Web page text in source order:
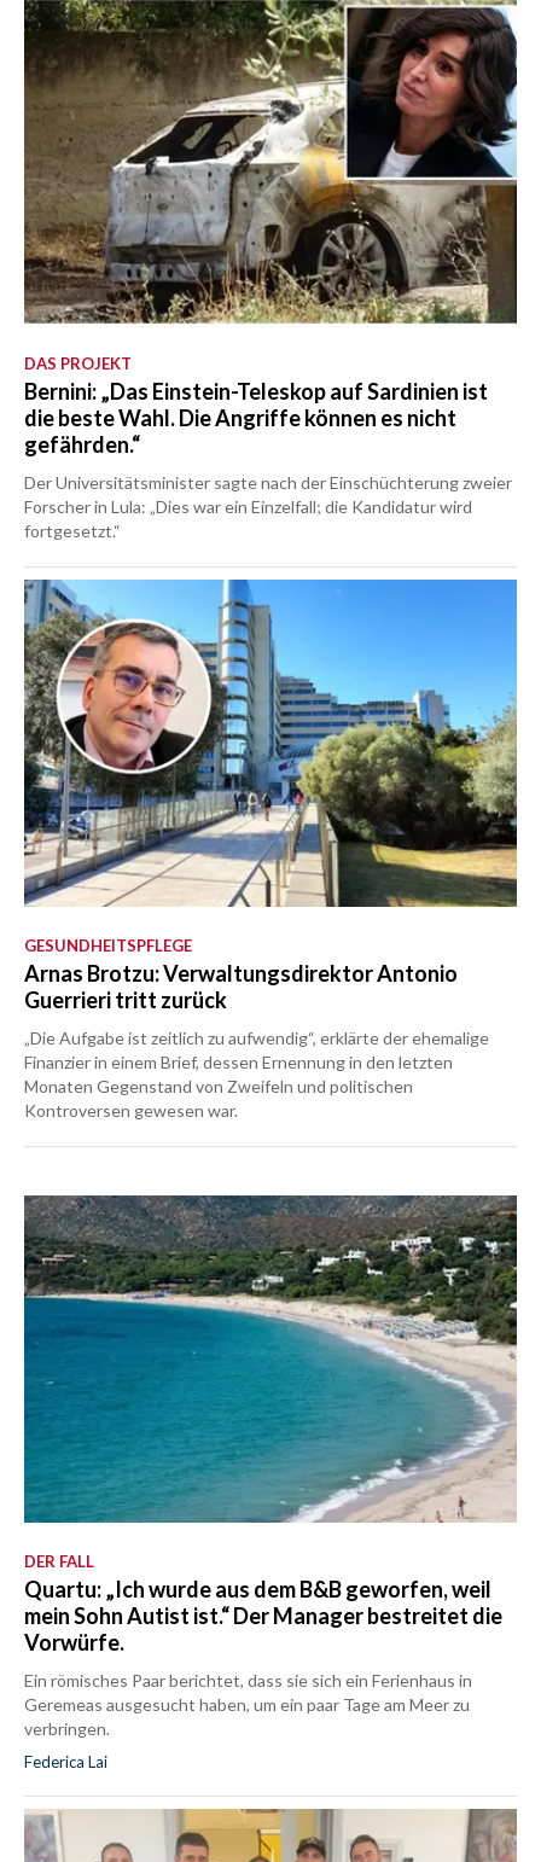
DAS PROJEKT
Bernini: „Das Einstein-Teleskop auf Sardinien ist
die beste Wahl. Die Angriffe können es nicht
gefährden.“
Der Universitätsminister sagte nach der Einschüchterung zweier
Forscher in Lula: „Dies war ein Einzelfall; die Kandidatur wird
fortgesetzt.“
GESUNDHEITSPFLEGE
Arnas Brotzu: Verwaltungsdirektor Antonio
Guerrieri tritt zurück
„Die Aufgabe ist zeitlich zu aufwendig“, erklärte der ehemalige
Finanzier in einem Brief, dessen Ernennung in den letzten
Monaten Gegenstand von Zweifeln und politischen
Kontroversen gewesen war.
DER FALL
Quartu: „Ich wurde aus dem B&B geworfen, weil
mein Sohn Autist ist.“ Der Manager bestreitet die
Vorwürfe.
Ein römisches Paar berichtet, dass sie sich ein Ferienhaus in
Geremeas ausgesucht haben, um ein paar Tage am Meer zu
verbringen.
Federica Lai